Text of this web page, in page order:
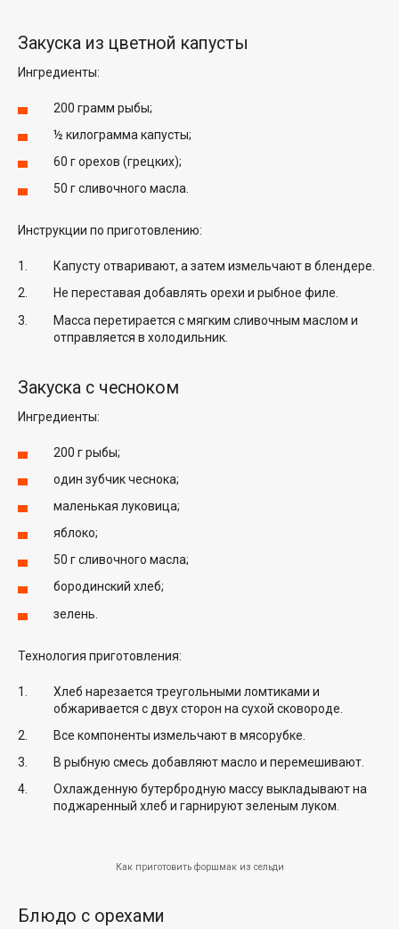
Закуска из цветной капусты
Ингредиенты:
200 грамм рыбы;
½ килограмма капусты;
60 г орехов (грецких);
50 г сливочного масла.
Инструкции по приготовлению:
Капусту отваривают, а затем измельчают в блендере.
Не переставая добавлять орехи и рыбное филе.
Масса перетирается с мягким сливочным маслом и
отправляется в холодильник.
Закуска с чесноком
Ингредиенты:
200 г рыбы;
один зубчик чеснока;
маленькая луковица;
яблоко;
50 г сливочного масла;
бородинский хлеб;
зелень.
Технология приготовления:
Хлеб нарезается треугольными ломтиками и
обжаривается с двух сторон на сухой сковороде.
Все компоненты измельчают в мясорубке.
В рыбную смесь добавляют масло и перемешивают.
Охлажденную бутербродную массу выкладывают на
поджаренный хлеб и гарнируют зеленым луком.
Как приготовить форшмак из сельди
Блюдо с орехами